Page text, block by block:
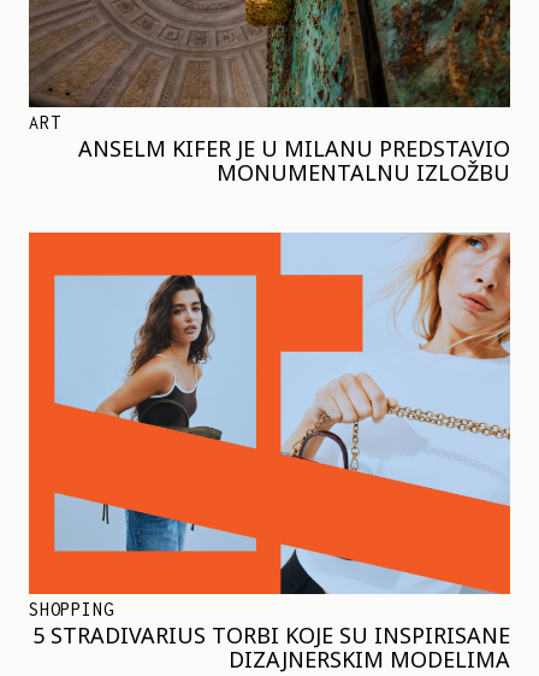
ART
ANSELM KIFER JE U MILANU PREDSTAVIO
MONUMENTALNU IZLOŽBU
SHOPPING
5 STRADIVARIUS TORBI KOJE SU INSPIRISANE
DIZAJNERSKIM MODELIMA